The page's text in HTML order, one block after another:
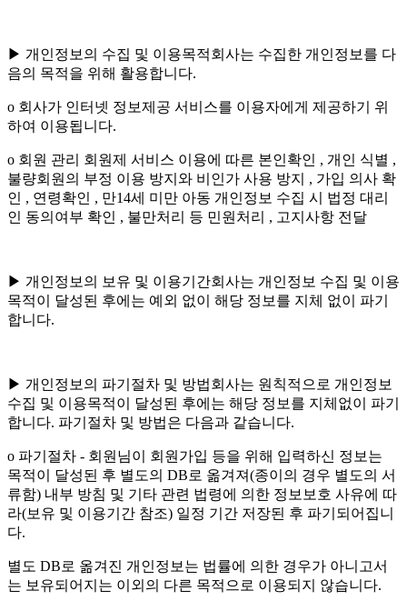
▶ 개인정보의 수집 및 이용목적회사는 수집한 개인정보를 다
음의 목적을 위해 활용합니다.
ο 회사가 인터넷 정보제공 서비스를 이용자에게 제공하기 위
하여 이용됩니다.
ο 회원 관리 회원제 서비스 이용에 따른 본인확인 , 개인 식별 ,
불량회원의 부정 이용 방지와 비인가 사용 방지 , 가입 의사 확
인 , 연령확인 , 만14세 미만 아동 개인정보 수집 시 법정 대리
인 동의여부 확인 , 불만처리 등 민원처리 , 고지사항 전달
▶ 개인정보의 보유 및 이용기간회사는 개인정보 수집 및 이용
목적이 달성된 후에는 예외 없이 해당 정보를 지체 없이 파기
합니다.
▶ 개인정보의 파기절차 및 방법회사는 원칙적으로 개인정보
수집 및 이용목적이 달성된 후에는 해당 정보를 지체없이 파기
합니다. 파기절차 및 방법은 다음과 같습니다.
ο 파기절차 - 회원님이 회원가입 등을 위해 입력하신 정보는
목적이 달성된 후 별도의 DB로 옮겨져(종이의 경우 별도의 서
류함) 내부 방침 및 기타 관련 법령에 의한 정보보호 사유에 따
라(보유 및 이용기간 참조) 일정 기간 저장된 후 파기되어집니
다.
별도 DB로 옮겨진 개인정보는 법률에 의한 경우가 아니고서
는 보유되어지는 이외의 다른 목적으로 이용되지 않습니다.